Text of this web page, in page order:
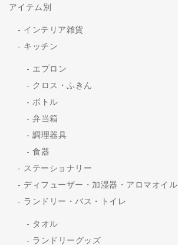
アイテム別
インテリア雑貨
キッチン
エプロン
クロス・ふきん
ボトル
弁当箱
調理器具
食器
ステーショナリー
ディフューザー・加湿器・アロマオイル
ランドリー・バス・トイレ
タオル
ランドリーグッズ